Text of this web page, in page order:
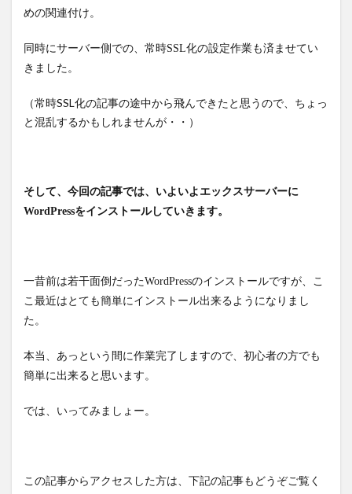
めの関連付け。
同時にサーバー側での、常時SSL化の設定作業も済ませてい
きました。
（常時SSL化の記事の途中から飛んできたと思うので、ちょっ
と混乱するかもしれませんが・・）
そして、今回の記事では、いよいよエックスサーバーに
WordPressをインストールしていきます。
一昔前は若干面倒だったWordPressのインストールですが、こ
こ最近はとても簡単にインストール出来るようになりまし
た。
本当、あっという間に作業完了しますので、初心者の方でも
簡単に出来ると思います。
では、いってみましょー。
この記事からアクセスした方は、下記の記事もどうぞご覧く